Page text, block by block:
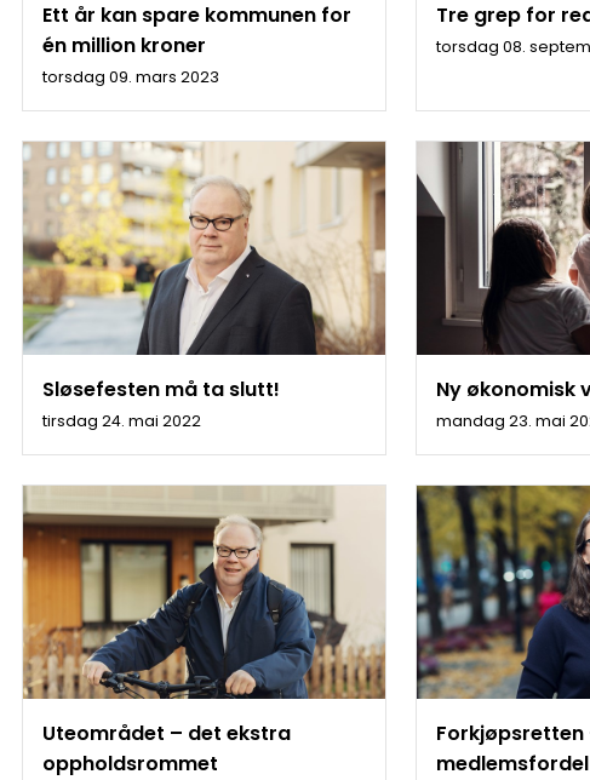
Ett år kan spare kommunen for
én million kroner
torsdag 09. mars 2023
Tre grep for
torsdag 08.
Sløsefesten må ta slutt!
tirsdag 24. mai 2022
Ny økonomisk
mandag 23. mai
Uteområdet – det ekstra
oppholdsrommet
medlemsfordel